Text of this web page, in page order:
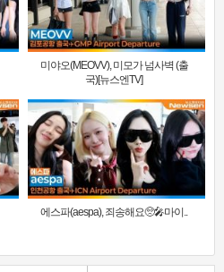
미야오(MEOVV), 미모가 넘사벽 (출
국)[뉴스엔TV]
에스파(aespa), 죄송해요🥺🎤마이..